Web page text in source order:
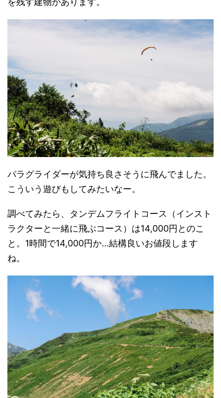
パラグライダーが気持ち良さそうに飛んでました。
こういう遊びもしてみたいなー。
調べてみたら、タンデムフライトコース（インスト
ラクターと一緒に飛ぶコース）は14,000円とのこ
と。1時間で14,000円か...結構良いお値段します
ね。